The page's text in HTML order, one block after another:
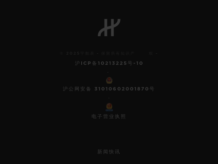
沪ICP备10213225号-10
沪公网安备 31010602001870号
电子营业执照
新闻快讯